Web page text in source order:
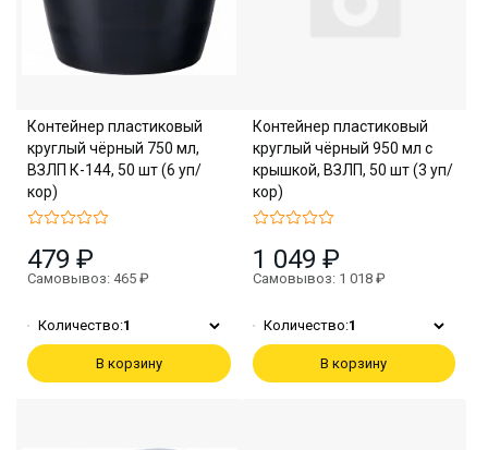
Контейнер пластиковый
круглый чёрный 750 мл,
ВЗЛП К-144, 50 шт (6 уп/
кор)
479 ₽
Самовывоз: 465 ₽
Количество:1
В корзину
Контейнер пластиковый
круглый чёрный 950 мл с
крышкой, ВЗЛП, 50 шт (3 уп/
кор)
1 049 ₽
Самовывоз: 1 018 ₽
Количество:1
В корзину